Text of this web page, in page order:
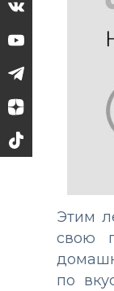
Этим
свою
по